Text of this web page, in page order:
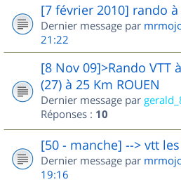
[7 février 2010] rando
Dernier message par
21:22
[8 Nov 09]>Rando VTT
(27) à 25 Km ROUEN
Dernier message par
Réponses : 10
[50 - manche] --> vtt
Dernier message par
19:16